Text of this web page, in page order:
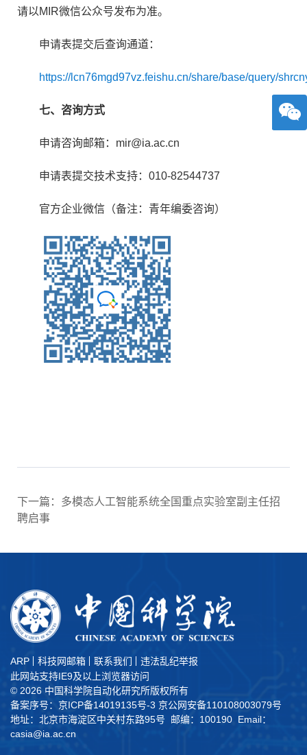
请以 MIR微信公众号发布为准。
申请表提交后查询通道：
https://lcn76mgd97vz.feishu.cn/share/base/query/
七、咨询方式
申请咨询邮箱： mir@ia.ac.cn
申请表提交技术支持： 010-82544737
官方企业微信（备注 ： 青年编委咨询）
下一篇：多模态人工智能系统全国重点实验室副主任招
聘启事
ARP 科技网邮箱 联系我们
违法乱纪举报
此网站支持IE9及以上浏览器访问
© 2026 中国科学院自动化研究所版权所有
备案序号：京ICP备14019135号-3 京公网安备110108003079号
地址：北京市海淀区中关村东路95号 邮编：100190 Email：
casia@ia.ac.cn